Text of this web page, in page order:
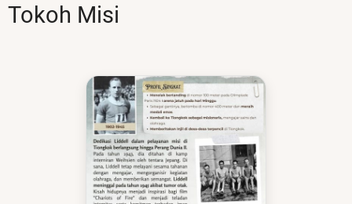
Tokoh Misi